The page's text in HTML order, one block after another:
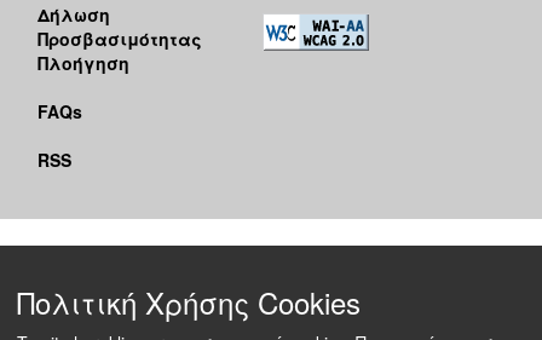
Δήλωση
Προσβασιμότητας
Πλοήγηση
FAQs
RSS
Πολιτική Χρήσης Cookies